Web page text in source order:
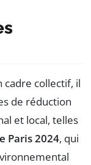
cadre collectif, il
de réduction
et local, telles
Paris 2024, qui